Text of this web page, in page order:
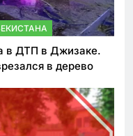
в ДТП в Джизаке.
в дерево